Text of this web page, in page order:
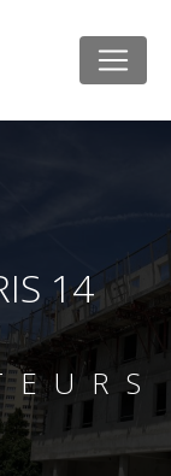
14